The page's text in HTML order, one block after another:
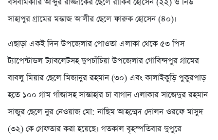
বসবামকারি আব্দুর রাজ্জাকের ছেলে রাকিব হোসেন (২২) ও নিউ
সাহাপুর গ্রামের মন্তাজ আলীর ছেলে ফারুক হোসেন (৪০)।
এছাড়া একই দিন উপজেলার পোওতা এলাকা থেকে ৫৩ পিস
ট্যাপেন্টাডল ট্যাবলেটসহ দুপচাঁচিয়া উপজেলার গোবিন্দপুর গ্রামের
বাবলু মিয়ার ছেলে মিজানুর রহমান (৩০) এবং কালাইকুড়ি পুকুরপাড়
হতে ১০০ গ্রাম গাঁজাসহ সান্তাহার চা বাগান এলাকার সাজেদুর রহমান
সাজুর ছেলে নুর নেওয়াজ মো: নাছিম আহম্মেদ দোলন ওরফে মাসুদ
(৩২) কে গ্রেফতার করা হয়েছে। গতকাল বৃহস্পতিবার দুপুরে